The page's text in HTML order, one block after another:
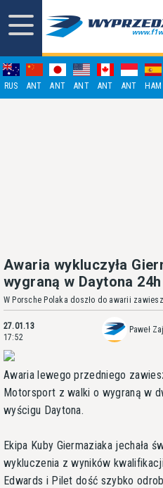
RUS ANT ANT ANT ANT ANT HAM
Awaria wykluczyła
wygraną w Daytona 24h
W Porsche Polaka doszło do awarii
27.01.13
17:52
Paweł
Awaria lewego przedniego
Motorsport z walki o wygraną w
wyścigu Daytona.
Ekipa Kuby Giermaziaka jechała
wykluczenia z wyników
Edwards i Pilet dość szybko